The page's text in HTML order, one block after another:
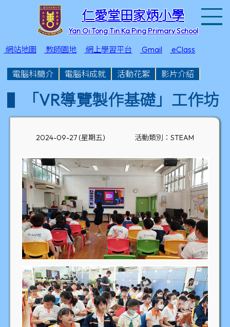
仁愛堂田家炳小學
Yan Oi Tong Tin Ka Ping Primary School
網站地圖 教師園地 網上學習平台 Gmail eClass
電腦科簡介 電腦科成就 活動花絮 影片介紹
「VR導覽製作基礎」工作坊
2024-09-27 (星期五) 活動類別：STEAM